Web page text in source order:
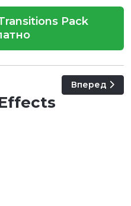
Pack
for Premiere Pro &
Следующий:
Вперед